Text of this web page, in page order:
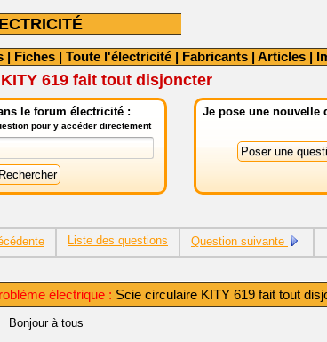
| Fiches | Toute l'électricité | Fabricants | Articles |
619 fait tout disjoncter
le forum électricité :
pour y accéder directement
Je pose une nouvelle
Liste des questions Question suivante
électrique : Scie circulaire KITY 619 fait tout
Bonjour à tous